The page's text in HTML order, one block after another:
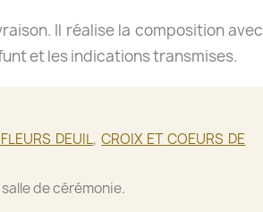
Il réalise la composition avec
et les indications transmises.
DEUIL,CROIX ET COEURS DE
de cérémonie.